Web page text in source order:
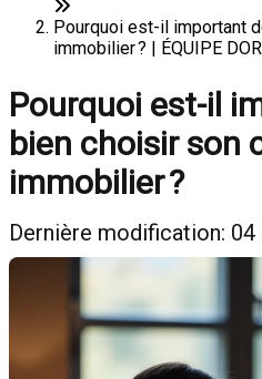
Pourquoi est-il important
immobilier ? | ÉQUIPE
Pourquoi est-il
bien choisir son
immobilier ?
Dernière modification: 04